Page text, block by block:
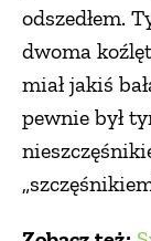
odszedłem.
dwoma
miał jakiś
pewnie był